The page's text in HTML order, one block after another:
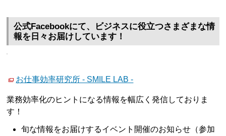
公式Facebookにて、ビジネスに役立つさまざまな情
報を日々お届けしています！
お仕事効率研究所 - SMILE LAB -
業務効率化のヒントになる情報を幅広く発信しておりま
す！
旬な情報をお届けするイベント開催のお知らせ（参加